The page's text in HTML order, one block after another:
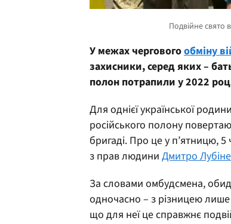
У межах черговогообміну
захисники, серед яких –
полон потрапили у 2022
Для однієї української
російського полону
бригаді. Про це у п’ятницю,
з прав людини Дмитро
За словами омбудсмена,
одночасно – з різницею
що для неї це справжнє